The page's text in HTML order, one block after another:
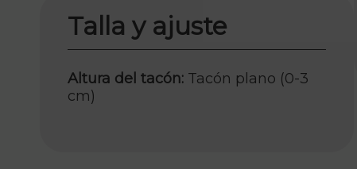
Talla y ajuste
Altura del tacón: Tacón plano (0-3
cm)